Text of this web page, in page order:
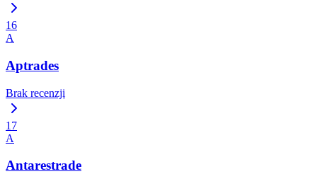
16
A
Aptrades
Brak recenzji
17
A
Antarestrade